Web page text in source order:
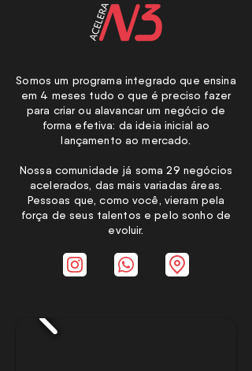
Somos um programa integrado que ensina
em 4 meses tudo o que é preciso fazer
para criar ou alavancar um negócio de
forma efetiva: da ideia inicial ao
lançamento ao mercado.
Nossa comunidade já soma 29 negócios
acelerados, das mais variadas áreas.
Pessoas que, como você, vieram pela
força de seus talentos e pelo sonho de
evoluir.